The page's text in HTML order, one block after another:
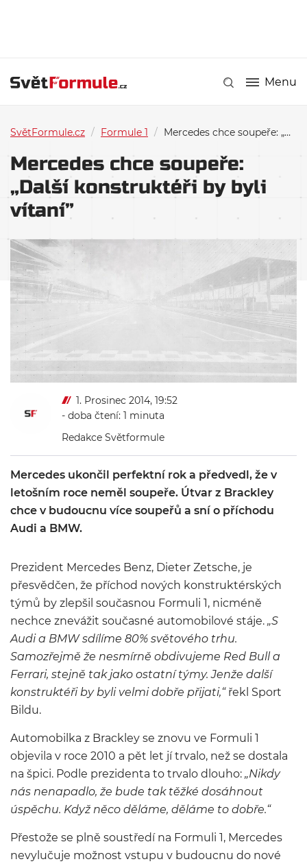
Menu
SvětFormule.cz / Formule 1 / Mercedes chce soupeře: „Další konstruktéři by byli vítaní”
Mercedes chce soupeře:
„Další konstruktéři by byli
vítaní”
1. Prosinec 2014, 19:52
- doba čtení: 1 minuta
Redakce Světformule
Mercedes ukončil perfektní rok a předvedl, že v
letošním roce neměl soupeře. Útvar z Brackley
chce v budoucnu více soupeřů a sní o příchodu
Audi a BMW.
Prezident Mercedes Benz, Dieter Zetsche, je
přesvědčen, že příchod nových konstruktérských
týmů by zlepšil současnou Formuli 1, nicméně
nechce znevážit současné automobilové stáje. „S
Audi a BMW sdílíme 80% světového trhu.
Samozřejmě že nesmírně obdivujeme Red Bull a
Ferrari, stejně tak jako ostatní týmy. Jenže další
konstruktéři by byli velmi dobře přijati,“řekl Sport
Bildu.
Automobilka z Brackley se znovu ve Formuli 1
objevila v roce 2010 a pět let jí trvalo, než se dostala
na špici. Podle prezidenta to trvalo dlouho: „Nikdy
nás nenapadlo, že bude tak těžké dosáhnout
úspěchu. Když něco děláme, děláme to dobře.“
Přestože se plně soustředí na Formuli 1, Mercedes
nevylučuje možnost vstupu v budoucnu do nové